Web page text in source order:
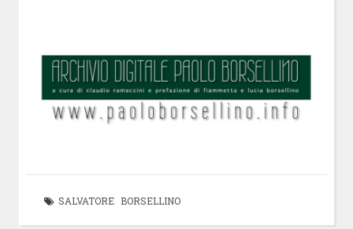
SALVATORE BORSELLINO